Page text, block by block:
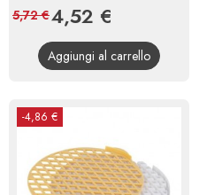
Prezzo
4,52 €
base
5,72 €
Aggiungi al carrello
-4,86 €